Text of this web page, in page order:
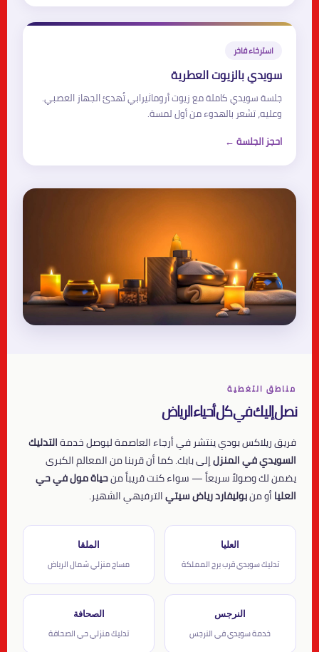
استرخاء فاخر
سويدي بالزيوت العطرية
جلسة سويدي كاملة مع زيوت أروماثيرابي تُهدئ الجهاز العصبي.
وعليه، تشعر بالهدوء من أول لمسة.
احجز الجلسة ←
مناطق التغطية
نصل إليك في كل أحياء الرياض
فريق ريلاكس بودي ينتشر في أرجاء العاصمة ليوصل خدمةالتدليك
السويدي في المنزلإلى بابك. كما أن قربنا من المعالم الكبرى
يضمن لك وصولاً سريعاً — سواء كنت قريباً منحياة مول في حي
العلياأو منبوليفارد رياض سيتيالترفيهي الشهير.
العليا
تدليك سويدي قرب برج المملكة
الملقا
مساج منزلي شمال الرياض
النرجس
خدمة سويدي في النرجس
الصحافة
تدليك منزلي حي الصحافة